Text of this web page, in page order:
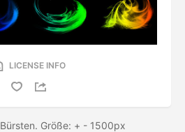
LICENSE INFO
Größe: + - 1500px